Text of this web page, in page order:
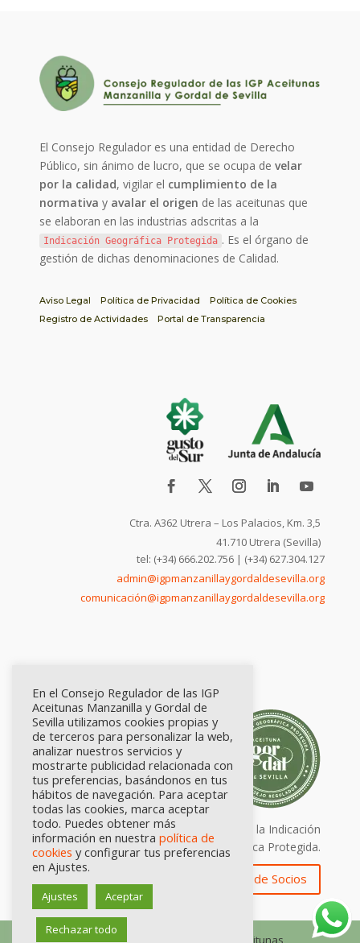
El Consejo Regulador es una entidad de Derecho
Público, sin ánimo de lucro, que se ocupa develar
por la calidad, vigilar el cumplimiento de la
normativa y avalar el origen de las aceitunas que
se elaboran en las industrias adscritas a la
Indicación Geográfica Protegida . Es el órgano de
gestión de dichas denominaciones de Calidad.
Aviso Legal Política de Privacidad
Política de Cookies
Registro de Actividades
Portal de Transparencia
Ctra. A362 Utrera – Los Palacios, Km. 3,5
41.710 Utrera (Sevilla)
tel: (+34) 666.202.756 | (+34) 627.304.127
admin@igpmanzanillaygordaldesevilla.org
comunicación@igpmanzanillaygordaldesevilla.org
Calidad certificada por Origen. Sellos de la Indicación
Geográfica Protegida.
Zona de Socios
© Consejo Regulador de las IGP Aceitunas
En el Consejo Regulador de las IGP
Aceitunas Manzanilla y Gordal de
Sevilla utilizamos cookies propias y
de terceros para personalizar la web,
analizar nuestros servicios y
mostrarte publicidad relacionada con
tus preferencias, basándonos en tus
hábitos de navegación. Para aceptar
todas las cookies, marca aceptar
todo. Puedes obtener más
información en nuestra política de
cookies y configurar tus preferencias
en Ajustes.
Ajustes Aceptar
Rechazar todo